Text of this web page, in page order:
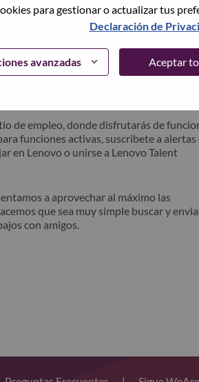
para gestionar o actualizar tus
Declaración de
avanzadas Aceptar
como nuevo usuario, comunícate
con los detalles del
"Problema de inicio de sesión del
Un miembro de nuestro equipo se
de la revisión.
de empleo, donde disfrutarás de
funciones activas, suscribete a alertas
en Lenovo o unirse a Lenovo Talent
a aprovechar al máximo las
que sea muy simple buscar y
con amigos.